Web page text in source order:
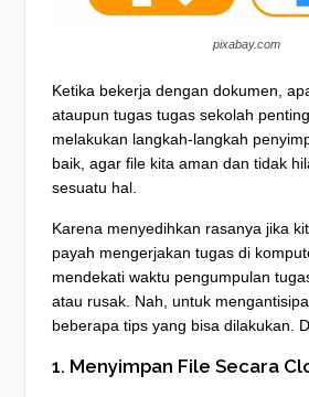
pixabay.com
Ketika bekerja dengan dokumen,
ataupun tugas tugas sekolah
melakukan langkah-langkah
baik, agar file kita aman dan tidak
sesuatu hal.
Karena menyedihkan rasanya jika
payah mengerjakan tugas di
mendekati waktu pengumpulan
atau rusak. Nah, untuk
beberapa tips yang bisa dilakukan.
1. Menyimpan File Secara